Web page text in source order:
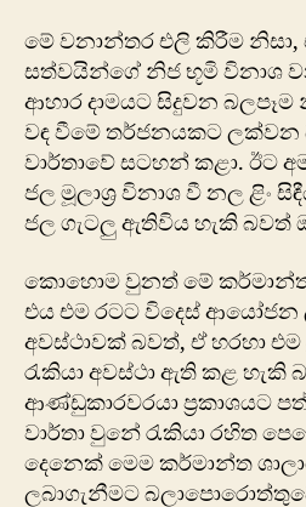
මේ වනාන්තර එලි කිරීම
සත්වයින්ගේ නිජ භූමි විනාශ
ආහාර දාමයට සිදුවන
වඳ වී​මේ තර්ජනයකට ලක්වන
වාර්තාවේ සටහන් කළා. ඊට
ජල මූලාශ්‍ර විනාශ වී නල ළිං
ජල ගැටලු ඇතිවිය හැකි බවත්
කොහොම වුනත් මේ කර්මාන්ත
එය එම රටට විදෙස් ආයෝජන
අවස්ථාවක් බවත්, ඒ හරහා එම
රැකියා අවස්ථා ඇති කළ හැකි
ආණ්ඩුකාරවරයා ප්‍රකාශයට
වාර්තා වුනේ රැකියා රහිත
දෙනෙක් මෙම කර්මාන්ත
ලබාගැනීමට